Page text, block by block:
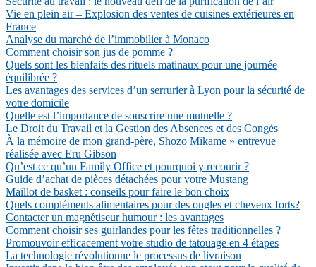
Vie en plein air – Explosion des ventes de cuisines extérieures en
France
Analyse du marché de l’immobilier à Monaco
Comment choisir son jus de pomme ?
Quels sont les bienfaits des rituels matinaux pour une journée
équilibrée ?
Les avantages des services d’un serrurier à Lyon pour la sécurité de
votre domicile
Quelle est l’importance de souscrire une mutuelle ?
Le Droit du Travail et la Gestion des Absences et des Congés
À la mémoire de mon grand-père, Shozo Mikame » entrevue
réalisée avec Eru Gibson
Qu’est ce qu’un Family Office et pourquoi y recourir ?
Guide d’achat de pièces détachées pour votre Mustang
Maillot de basket : conseils pour faire le bon choix
Quels compléments alimentaires pour des ongles et cheveux forts?
Contacter un magnétiseur humour : les avantages
Comment choisir ses guirlandes pour les fêtes traditionnelles ?
Promouvoir efficacement votre studio de tatouage en 4 étapes
La technologie révolutionne le processus de livraison